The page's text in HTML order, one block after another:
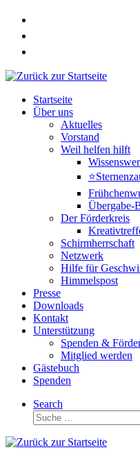
Zum
springen
Startseite
Über uns
Aktuelles
Vorstand
Weil helfen hilft
Übergabe-
Der Förderkreis
Schirmherrschaft
Netzwerk
Hilfe für
Himmelspost
Presse
Downloads
Kontakt
Unterstützung
Spenden &
Mitglied werden
Gästebuch
Spenden
Search
Suche